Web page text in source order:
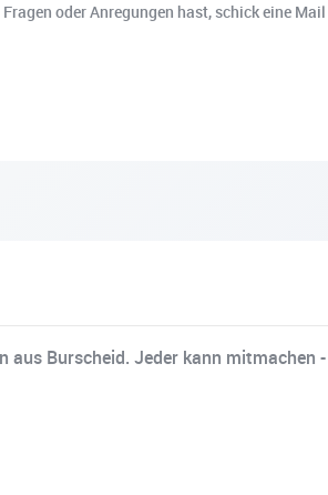
oder Anregungen hast, schick eine
Burscheid. Jeder kann